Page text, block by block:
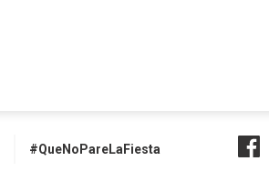
#QueNoPareLaFiesta